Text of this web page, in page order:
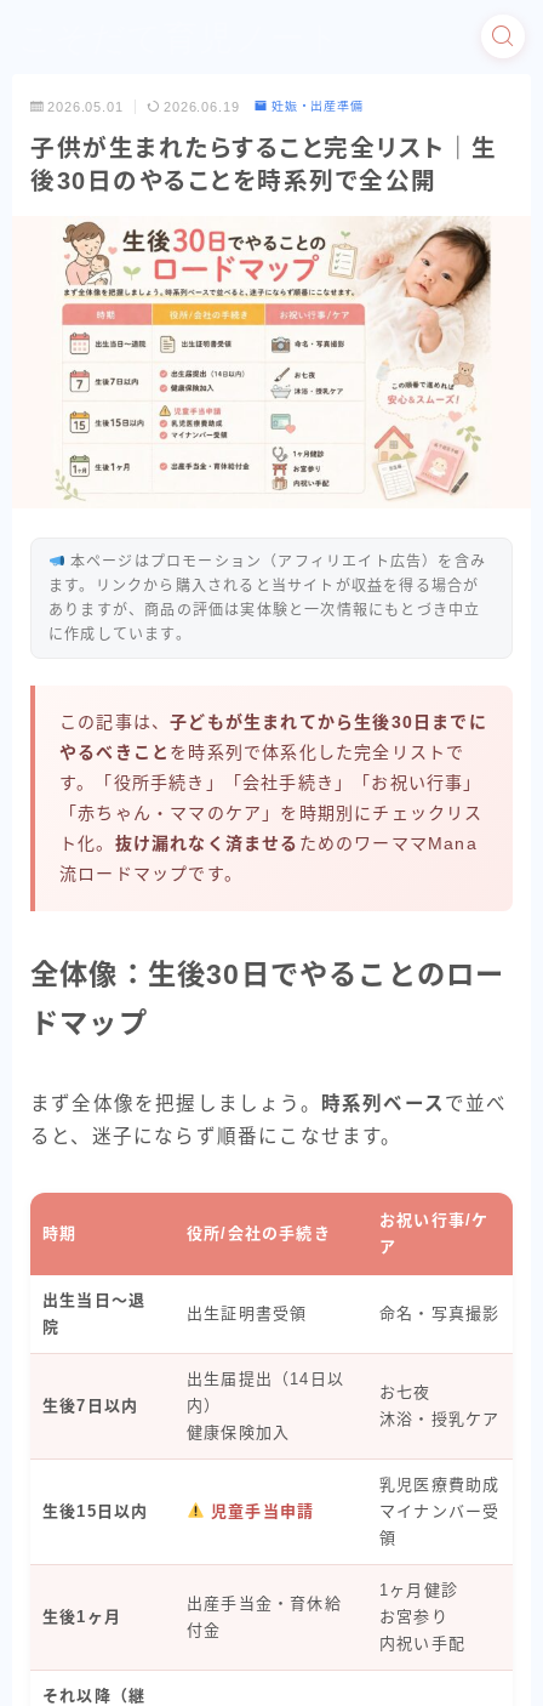
2026.05.01 2026.06.19 妊娠・出産準備
子供が生まれたらすること完全リスト｜生
後30日のやることを時系列で全公開
本ページはプロモーション（アフィリエイト広告）を含み
ます。リンクから購入されると当サイトが収益を得る場合が
ありますが、商品の評価は実体験と一次情報にもとづき中立
に作成しています。
この記事は、子どもが生まれてから生後30日までに
やるべきこと を時系列で体系化した完全リストで
す。「役所手続き」「会社手続き」「お祝い行事」
「赤ちゃん・ママのケア」を時期別にチェックリス
ト化。 抜け漏れなく済ませる ためのワーママMana
流ロードマップです。
全体像：生後30日でやることのロー
ドマップ
まず全体像を把握しましょう。 時系列ベース で並べ
ると、迷子にならず順番にこなせます。
時期 役所/会社の手続き
お祝い行事/ケ
ア
出生当日〜退
院
出生証明書受領 命名・写真撮影
生後7日以内
出生届提出（14日以
内）
健康保険加入
お七夜
沐浴・授乳ケア
生後15日以内 児童手当申請
乳児医療費助成
マイナンバー受
領
生後1ヶ月
出産手当金・育休給
付金
1ヶ月健診
お宮参り
内祝い手配
それ以降（継